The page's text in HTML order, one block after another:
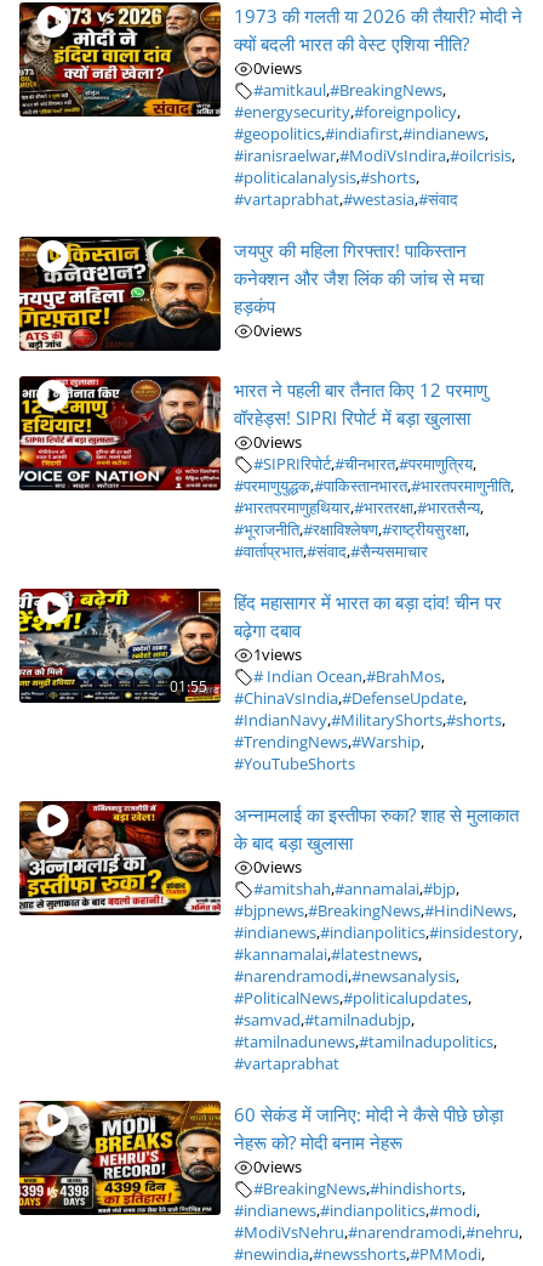
1973 की गलती या 2026 की तैयारी? मोदी ने
क्यों बदली भारत की वेस्ट एशिया नीति?
0views
#amitkaul,#BreakingNews,
#energysecurity,#foreignpolicy,
#geopolitics,#indiafirst,#indianews,
#iranisraelwar,#ModiVsIndira,#oilcrisis,
#politicalanalysis,#shorts,
#vartaprabhat,#westasia,#संवाद
जयपुर की महिला गिरफ्तार! पाकिस्तान
कनेक्शन और जैश लिंक की जांच से मचा
हड़कंप
0views
भारत ने पहली बार तैनात किए 12 परमाणु
वॉरहेड्स! SIPRI रिपोर्ट में बड़ा खुलासा
0views
#SIPRIरिपोर्ट,#चीनभारत,#परमाणुत्रिय,
#परमाणुयुद्धक,#पाकिस्तानभारत,#भारतपरमाणुनीति,
#भारतपरमाणुहथियार,#भारतरक्षा,#भारतसैन्य,
#भूराजनीति,#रक्षाविश्लेषण,#राष्ट्रीयसुरक्षा,
#वार्ताप्रभात,#संवाद,#सैन्यसमाचार
01:55
हिंद महासागर में भारत का बड़ा दांव! चीन पर
बढ़ेगा दबाव
1views
# Indian Ocean,#BrahMos,
#ChinaVsIndia,#DefenseUpdate,
#IndianNavy,#MilitaryShorts,#shorts,
#TrendingNews,#Warship,
#YouTubeShorts
अन्नामलाई का इस्तीफा रुका? शाह से मुलाकात
के बाद बड़ा खुलासा
0views
#amitshah,#annamalai,#bjp,
#bjpnews,#BreakingNews,#HindiNews,
#indianews,#indianpolitics,#insidestory,
#kannamalai,#latestnews,
#narendramodi,#newsanalysis,
#PoliticalNews,#politicalupdates,
#samvad,#tamilnadubjp,
#tamilnadunews,#tamilnadupolitics,
#vartaprabhat
60 सेकंड में जानिए: मोदी ने कैसे पीछे छोड़ा
नेहरू को? मोदी बनाम नेहरू
0views
#BreakingNews,#hindishorts,
#indianews,#indianpolitics,#modi,
#ModiVsNehru,#narendramodi,#nehru,
#newindia,#newsshorts,#PMModi,